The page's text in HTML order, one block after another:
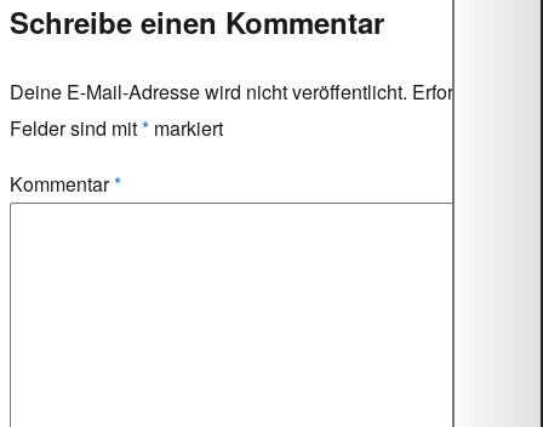
Schreibe einen Kommentar
Deine E-Mail-Adresse wird nicht veröffentlicht. Erforderliche
Felder sind mit* markiert
Kommentar*